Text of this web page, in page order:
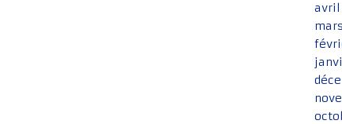
avril